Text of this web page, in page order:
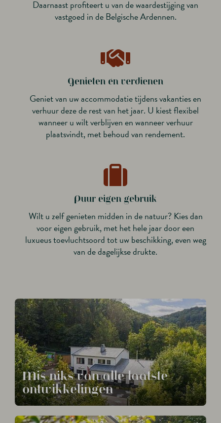
Daarnaast profiteert u van de waardestijging van
vastgoed in de Belgische Ardennen.
Genieten én verdienen
Geniet van uw accommodatie tijdens vakanties en
verhuur deze de rest van het jaar. U kiest flexibel
wanneer u wilt verblijven en wanneer verhuur
plaatsvindt, met behoud van rendement.
Puur eigen gebruik
Wilt u zelf genieten midden in de natuur? Kies dan
voor eigen gebruik, met het hele jaar door een
luxueus toevluchtsoord tot uw beschikking, even weg
van de dagelijkse drukte.
Mis niks van alle laatste
ontwikkelingen